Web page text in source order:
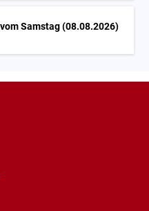
Samstag (08.08.2026)